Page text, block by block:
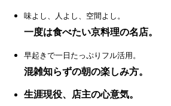
味よし、人よし、空間よし。
一度は食べたい京料理の名店。
早起きで一日たっぷりフル活用。
混雑知らずの朝の楽しみ方。
生涯現役、店主の心意気。